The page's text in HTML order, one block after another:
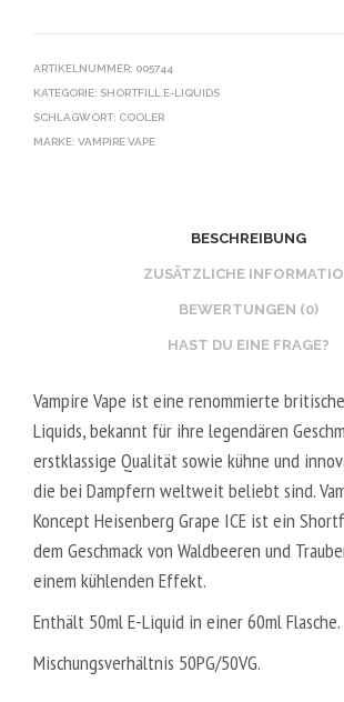
ARTIKELNUMMER: 005744
KATEGORIE: SHORTFILL E-LIQUIDS
SCHLAGWORT: COOLER
MARKE: VAMPIRE VAPE
BESCHREIBUNG
ZUSÄTZLICHE
BEWERTUNGEN (0)
HAST DU EINE FRAGE?
Vampire Vape ist eine renommierte
Liquids, bekannt für ihre legendären
erstklassige Qualität sowie kühne und
die bei Dampfern weltweit beliebt sind.
Koncept Heisenberg Grape ICE ist ein
dem Geschmack von Waldbeeren und
einem kühlenden Effekt.
Enthält 50ml E-Liquid in einer 60ml Flasche.
Mischungsverhältnis 50PG/50VG.